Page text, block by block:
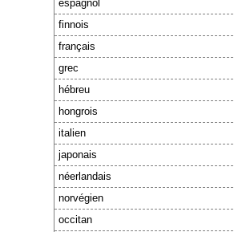
espagnol
finnois
français
grec
hébreu
hongrois
italien
japonais
néerlandais
norvégien
occitan